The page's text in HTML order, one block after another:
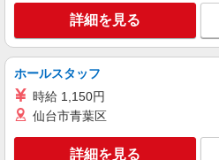
時給2000円〜
交通費全支給(ガソ
最寄り駅：前
派遣社員
詳細を見る
ホールスタッフ
時給 1,150円
仙台市青葉区
詳細を見る